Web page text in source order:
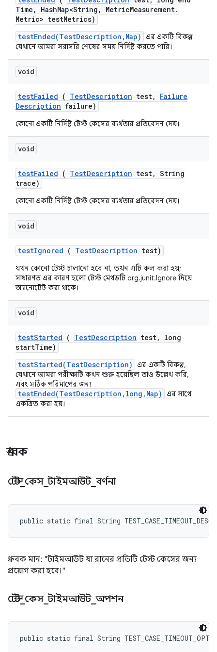
Time , HashMap<String , MetricMeasurement.
Metric> testMetrics)
testEnded(TestDescription,Map)
এর একটি বিকল্প
যেখানে আমরা সরাসরি শেষের সময় নির্দিষ্ট করতে পারি।
void
testFailed ( TestDescription test,
Failure
Description failure)
কোনো একটি নির্দিষ্ট টেস্ট কেসের ব্যর্থতার প্রতিবেদন দেয়।
void
testFailed ( TestDescription test, String
trace)
কোনো একটি নির্দিষ্ট টেস্ট কেসের ব্যর্থতার প্রতিবেদন দেয়।
void
testIgnored ( TestDescription test)
যখন কোনো টেস্ট চালানো হবে না, তখন এটি কল করা হয়;
সাধারণত এর কারণ হলো টেস্ট মেথডটি org.junit.Ignore দিয়ে
অ্যানোটেট করা থাকে।
void
testStarted ( TestDescription test,
long
startTime)
testStarted(TestDescription)
এর একটি বিকল্প,
যেখানে আমরা পরীক্ষাটি কখন শুরু হয়েছিল তাও উল্লেখ করি,
এবং সঠিক পরিমাপের জন্য
testEnded(TestDescription,long,Map)
এর সাথে
একত্রিত করা হয়।
ধ্রুবক
টেস্ট_কেস_টাইমআউট_ বর্ণনা
public static final String
ধ্রুবক মান: "টাইমআউট যা রানের প্রতিটি টেস্ট কেসের জন্য
প্রয়োগ করা হবে।"
টেস্ট_কেস_টাইমআউট_অপশন
public static final String